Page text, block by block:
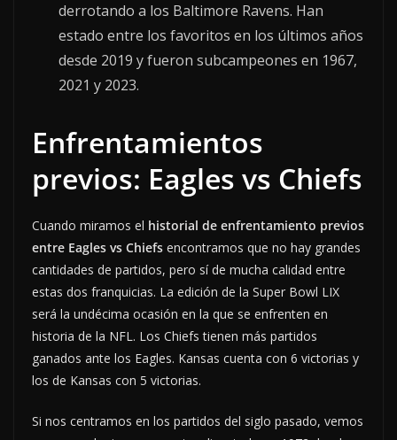
derrotando a los Baltimore Ravens. Han
estado entre los favoritos en los últimos años
desde 2019 y fueron subcampeones en 1967,
2021 y 2023.
Enfrentamientos
previos: Eagles vs Chiefs
Cuando miramos el historial de enfrentamiento previos
entre Eagles vs Chiefs encontramos que no hay grandes
cantidades de partidos, pero sí de mucha calidad entre
estas dos franquicias. La edición de la Super Bowl LIX
será la undécima ocasión en la que se enfrenten en
historia de la NFL. Los Chiefs tienen más partidos
ganados ante los Eagles. Kansas cuenta con 6 victorias y
los de Kansas con 5 victorias.
Si nos centramos en los partidos del siglo pasado, vemos